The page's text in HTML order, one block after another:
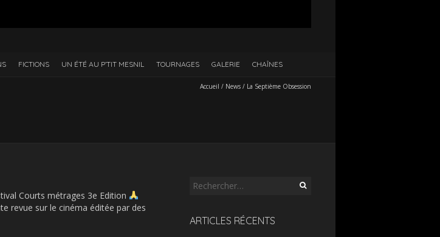
FICTIONS UN ÉTÉ AU P’TIT MESNIL TOURNAGES GALERIE CHAÎNES
Accueil / News / La Septième Obsession
Courts métrages 3e Edition
revue sur le cinéma éditée par des
Rechercher :
ARTICLES RÉCENTS